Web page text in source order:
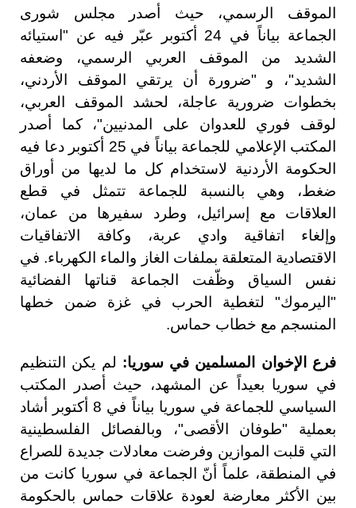
الموقف الرسمي، حيث أصدر مجلس شورى
الجماعة بياناً في 24 أكتوبر عبّر فيه عن "استيائه
الشديد من الموقف العربي الرسمي، وضعفه
الشديد"، و "ضرورة أن يرتقي الموقف الأردني،
بخطوات ضرورية عاجلة، لحشد الموقف العربي،
لوقف فوري للعدوان على المدنيين"، كما أصدر
المكتب الإعلامي للجماعة بياناً في 25 أكتوبر دعا فيه
الحكومة الأردنية لاستخدام كل ما لديها من أوراق
ضغط، وهي بالنسبة للجماعة تتمثل في قطع
العلاقات مع إسرائيل، وطرد سفيرها من عمان،
وإلغاء اتفاقية وادي عربة، وكافة الاتفاقيات
الاقتصادية المتعلقة بملفات الغاز والماء الكهرباء. في
نفس السياق وظّفت الجماعة قناتها الفضائية
"اليرموك" لتغطية الحرب في غزة ضمن خطها
المنسجم مع خطاب حماس.
فرع الإخوان المسلمين في سوريا: لم يكن التنظيم
في سوريا بعيداً عن المشهد، حيث أصدر المكتب
السياسي للجماعة في سوريا بياناً في 8 أكتوبر أشاد
بعملية "طوفان الأقصى"، وبالفصائل الفلسطينية
التي قلبت الموازين وفرضت معادلات جديدة للصراع
في المنطقة، علماً أنّ الجماعة في سوريا كانت من
بين الأكثر معارضة لعودة علاقات حماس بالحكومة